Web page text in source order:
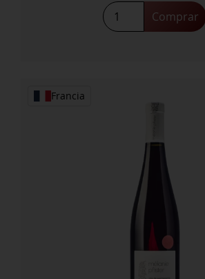
Honoris
de
Comprar
Francia